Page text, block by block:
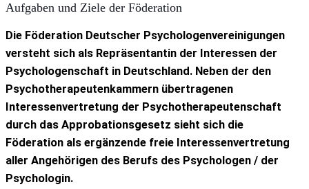
Aufgaben und Ziele der Föderation
Die Föderation Deutscher Psychologenvereinigungen
versteht sich als Repräsentantin der Interessen der
Psychologenschaft in Deutschland. Neben der den
Psychotherapeutenkammern übertragenen
Interessenvertretung der Psychotherapeutenschaft
durch das Approbationsgesetz sieht sich die
Föderation als ergänzende freie Interessenvertretung
aller Angehörigen des Berufs des Psychologen / der
Psychologin.